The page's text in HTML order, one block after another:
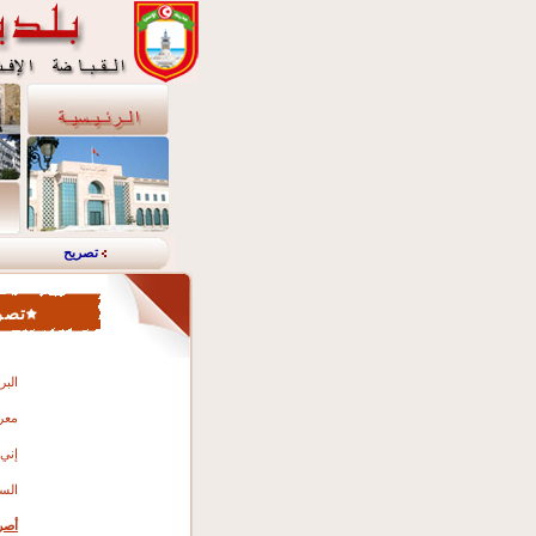
تصريح